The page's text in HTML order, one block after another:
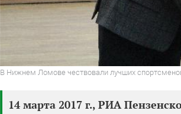
В Нижнем Ломове чествовали лучших
14 марта 2017 г., РИА